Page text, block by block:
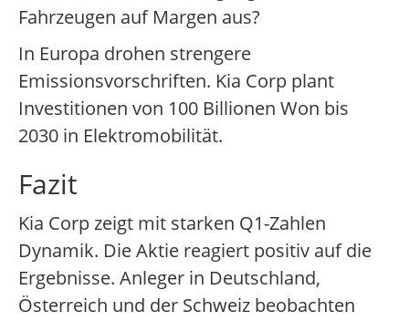
Fahrzeugen auf Margen aus?
In Europa drohen strengere
Emissionsvorschriften. Kia Corp plant
Investitionen von 100 Billionen Won bis
2030 in Elektromobilität.
Fazit
Kia Corp zeigt mit starken Q1-Zahlen
Dynamik. Die Aktie reagiert positiv auf die
Ergebnisse. Anleger in Deutschland,
Österreich und der Schweiz beobachten